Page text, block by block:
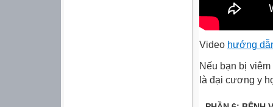
Video hướng
Nếu bạn bị
là đại cương y